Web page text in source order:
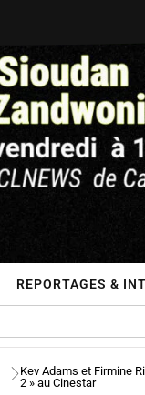
REPORTAGES &
Kev Adams et Firmine
2 » au Cinestar